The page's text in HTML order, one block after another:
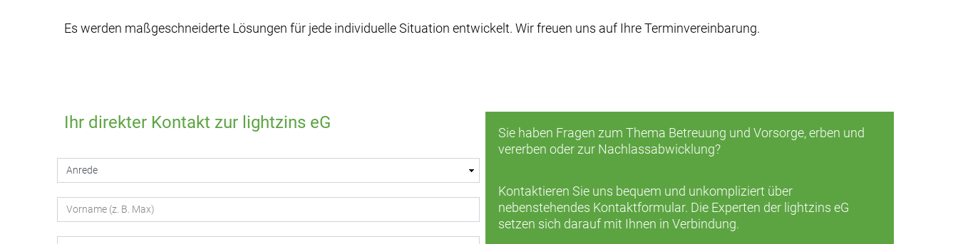
Es werden maßgeschneiderte Lösungen für jede individuelle Situation entwickelt. Wir freuen uns auf Ihre Terminvereinbarung.
Ihr direkter Kontakt zur lightzins eG
Sie haben Fragen zum Thema Betreuung und Vorsorge, erben und
vererben oder zur Nachlassabwicklung?
Kontaktieren Sie uns bequem und unkompliziert über
nebenstehendes Kontaktformular. Die Experten der lightzins eG
setzen sich darauf mit Ihnen in Verbindung.